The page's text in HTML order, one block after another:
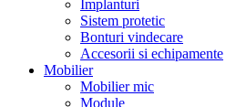
Implanturi
Sistem protetic
Bonturi vindecare
Accesorii si echipamente
Mobilier
Mobilier mic
Module